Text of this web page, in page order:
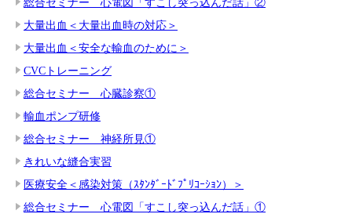
大量出血＜大量出血時の対応＞
大量出血＜安全な輸血のために＞
CVCトレーニング
総合セミナー 心臓診察①
輸血ポンプ研修
総合セミナー 神経所見①
きれいな縫合実習
医療安全＜感染対策（ｽﾀﾝﾀﾞｰﾄﾞﾌﾟﾘｺｰｼｮﾝ）＞
総合セミナー 心電図「すこし突っ込んだ話」①